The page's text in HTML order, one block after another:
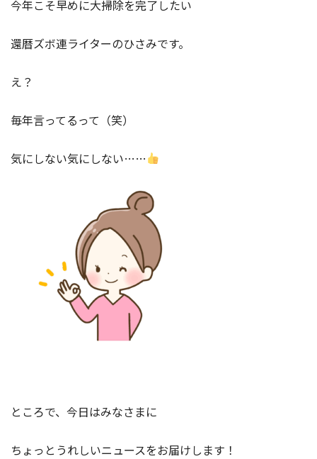
今年こそ早めに大掃除を完了したい
還暦ズボ連ライターのひさみです。
え？
毎年言ってるって（笑）
気にしない気にしない……
ところで、今日はみなさまに
ちょっとうれしいニュースをお届けします！